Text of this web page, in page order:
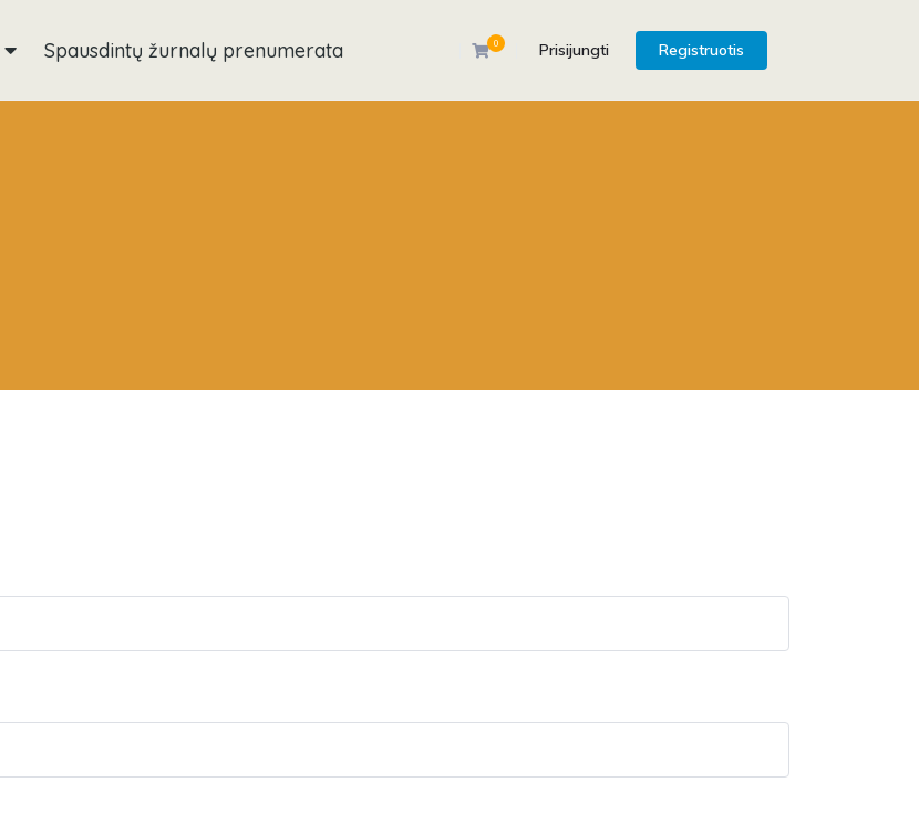
Spausdintų žurnalų prenumerata 0 Prisijungti Registruotis